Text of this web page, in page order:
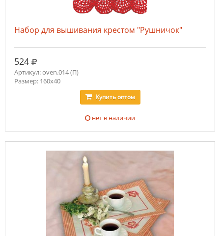
Набор для вышивания крестом "Рушничок"
524 руб.
Артикул: oven.014 (П)
Размер: 160х40
Купитьоптом
нет в наличии